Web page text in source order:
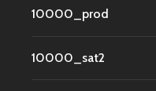
10000_prod
10000_sat2